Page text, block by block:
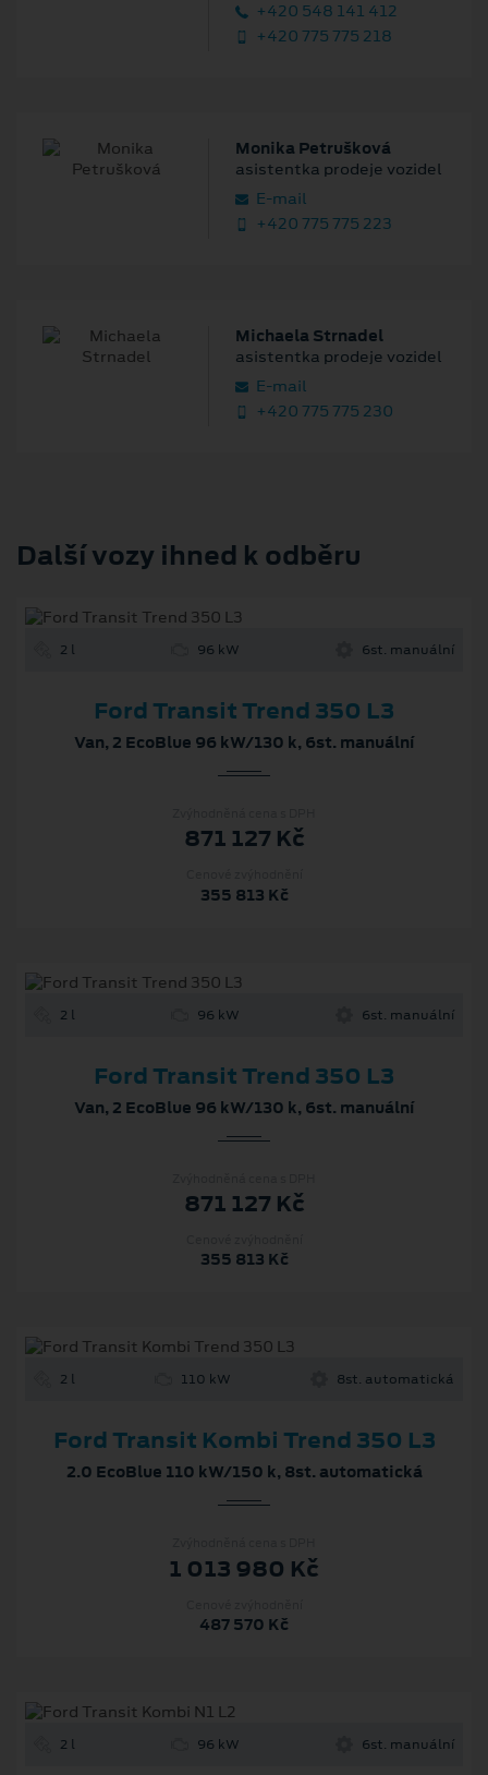
+420 548 141 412
+420 775 775 218
Monika Petrušková
asistentka prodeje vozidel
E‑mail
+420 775 775 223
Michaela Strnadel
asistentka prodeje vozidel
E‑mail
+420 775 775 230
Další vozy ihned k odběru
2 l 96 kW 6st. manuální
Ford Transit Trend 350 L3
Van, 2 EcoBlue 96 kW/130 k, 6st. manuální
871 127 Kč
355 813 Kč
2 l 96 kW 6st. manuální
Ford Transit Trend 350 L3
Van, 2 EcoBlue 96 kW/130 k, 6st. manuální
871 127 Kč
355 813 Kč
2 l 110 kW 8st. automatická
Ford Transit Kombi Trend 350 L3
2.0 EcoBlue 110 kW/150 k, 8st. automatická
1 013 980 Kč
487 570 Kč
2 l 96 kW 6st. manuální